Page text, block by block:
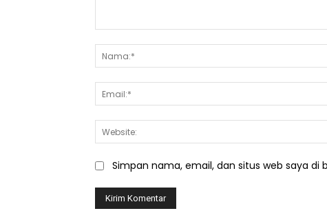
Simpan nama, email, dan situs web saya di